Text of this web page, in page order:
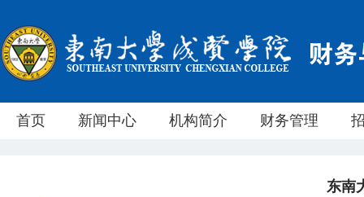
首页 新闻中心 机构简介 财务管理
东南